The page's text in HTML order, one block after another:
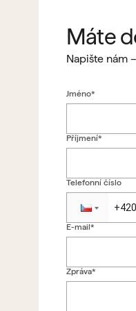
Máte
Napište nám
Jméno*
Příjmení*
Telefonní číslo
E-mail*
Zpráva*